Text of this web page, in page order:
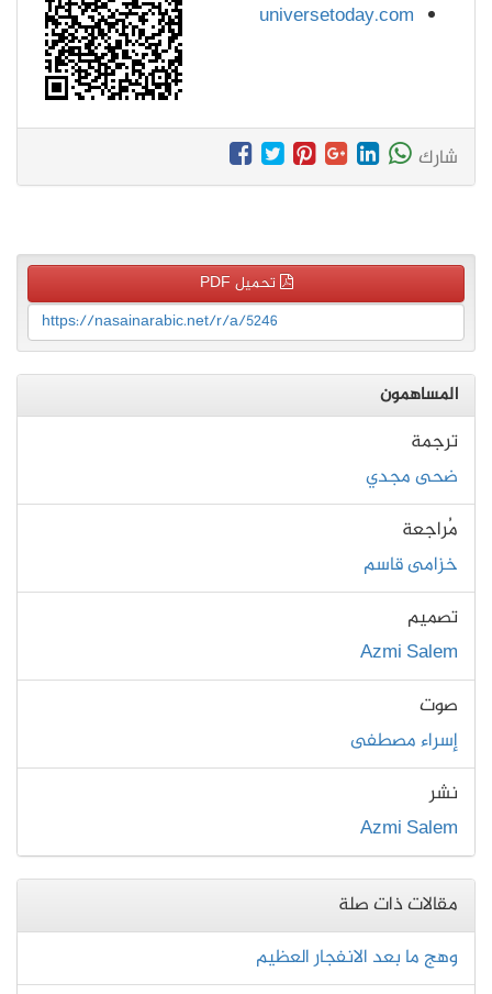
universetoday.com
شارك
تحميل PDF
https://nasainarabic.net/r/a/5246
المساهمون
ترجمة
ضحى مجدي
مُراجعة
خزامى قاسم
تصميم
Azmi Salem
صوت
إسراء مصطفى
نشر
Azmi Salem
مقالات ذات صلة
وهج ما بعد الانفجار العظيم